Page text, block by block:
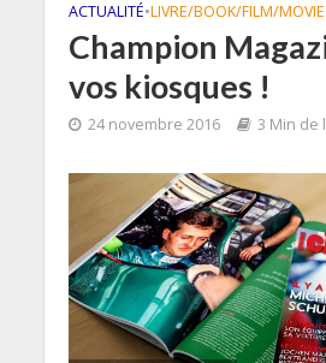
ACTUALITÉ•LIVRE/BOOK/FILM/MOVIE
Champion
vos kiosques !
24 novembre 2016 3 Min de